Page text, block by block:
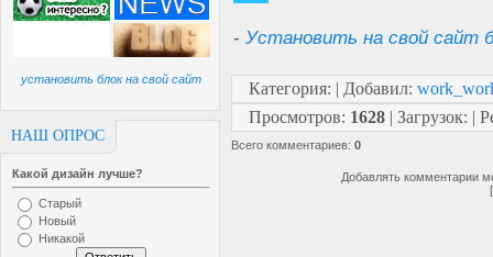
установить блок на свой сайт
НАШ ОПРОС
Какой дизайн лучше?
Старый
Новый
Никакой
- Установить на свой сайт
Категория: | Добавил:
Просмотров: 1628 | Загрузок: |
Всего комментариев: 0
Добавлять комментарии